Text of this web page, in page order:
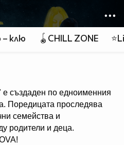
– клю 🪀CHILL ZONE
създаден по едноименния
Поредицата проследява
семейства и
родители и деца.